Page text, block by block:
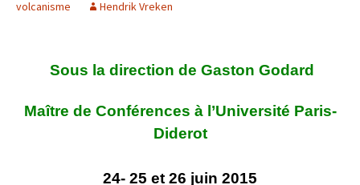
volcanisme
Hendrik Vreken
Sous la direction de Gaston Godard
Maître de Conférences à l’Université Paris-
Diderot
24- 25 et 26 juin 2015